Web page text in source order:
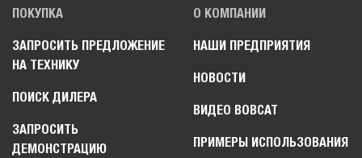
ПОКУПКА
ЗАПРОСИТЬ ПРЕДЛОЖЕНИЕ
НА ТЕХНИКУ
ПОИСК ДИЛЕРА
ЗАПРОСИТЬ
ДЕМОНСТРАЦИЮ
О КОМПАНИИ
НАШИ ПРЕДПРИЯТИЯ
НОВОСТИ
ВИДЕО BOBCAT
ПРИМЕРЫ ИСПОЛЬЗОВАНИЯ